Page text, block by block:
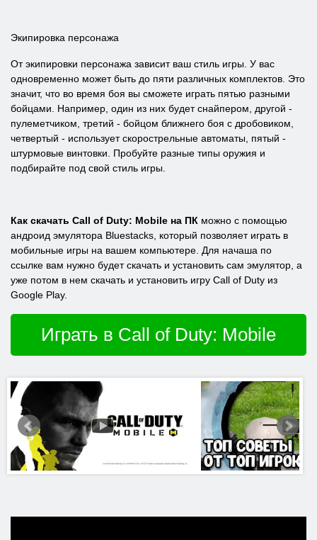
Экипировка персонажа
От экипировки персонажа зависит ваш стиль игры. У вас
одновременно может быть до пяти различных комплектов. Это
значит, что во время боя вы сможете играть пятью разными
бойцами. Например, один из них будет снайпером, другой -
пулеметчиком, третий - бойцом ближнего боя с дробовиком,
четвертый - использует скорострельные автоматы, пятый -
штурмовые винтовки. Пробуйте разные типы оружия и
подбирайте под свой стиль игры.
Как скачать Call of Duty: Mobile на ПК можно с помощью
андроид эмулятора Bluestacks, который позволяет играть в
мобильные игры на вашем компьютере. Для начаша по
ссылке вам нужно будет скачать и установить сам эмулятор, а
уже потом в нем скачать и установить игру Call of Duty из
Google Play.
Играть в Call of Duty: Mobile